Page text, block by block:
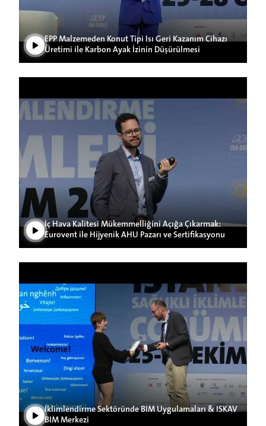
EPP Malzemeden Konut Tipi Isı Geri Kazanım Cihazı
Üretimi ile Karbon Ayak İzinin Düşürülmesi
Play Video
İç Hava Kalitesi Mükemmelliğini Açığa Çıkarmak:
Eurovent ile Hijyenik AHU Pazarı ve Sertifikasyonu
Play Video
İklimlendirme Sektöründe BIM Uygulamaları & ISKAV
BIM Merkezi